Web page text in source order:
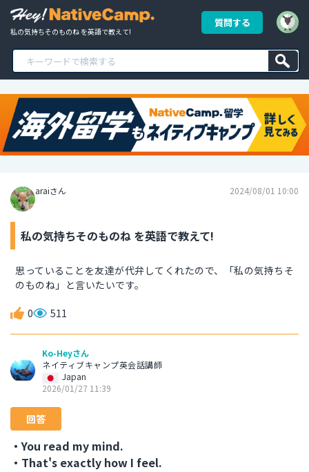
私の気持ちそのものね を英語で教えて!
質問する
araiさん 2024/08/01 10:00
私の気持ちそのものね を英語で教えて!
思っていることを友達が代弁してくれたので、「私の気持ちそ
のものね」と言いたいです。
0 511
Ko-Heyさん
ネイティブキャンプ英会話講師
Japan
2026/01/27 11:39
回答
・You read my mind.
・That's exactly how I feel.